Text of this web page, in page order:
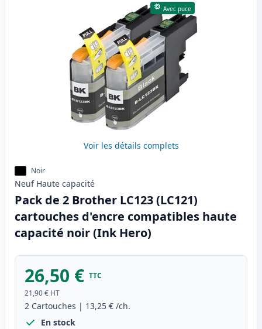
Avec puce
Voir les détails complets
Noir
Neuf Haute capacité
Pack de 2 Brother LC123 (LC121)
cartouches d'encre compatibles haute
capacité noir (Ink Hero)
26,50 € TTC
21,90 € HT
2 Cartouches | 13,25 € /ch.
En stock